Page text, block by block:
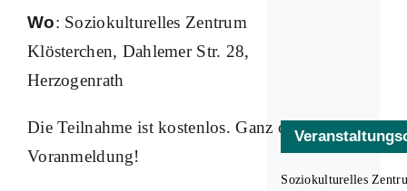
Wo: Soziokulturelles Zentrum
Klösterchen, Dahlemer Str. 28,
Herzogenrath
Die Teilnahme ist kostenlos.Ganz ohne
Voranmeldung!
Soziokulturelles